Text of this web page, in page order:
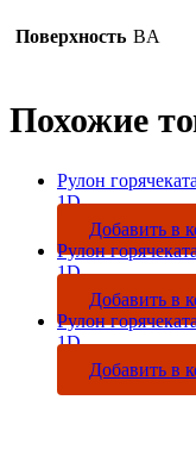
Поверхность BA
Похожие
Рулон
1D
Добавить в
Рулон
1D
Добавить в
Рулон
1D
Добавить в